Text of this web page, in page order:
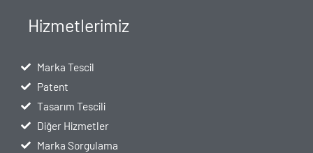
Hizmetlerimiz
Marka Tescil
Patent
Tasarım Tescili
Diğer Hizmetler
Marka Sorgulama